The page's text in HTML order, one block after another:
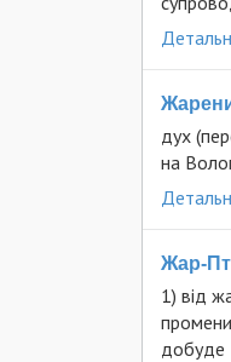
дух
на
Жар-
1) від
добуде